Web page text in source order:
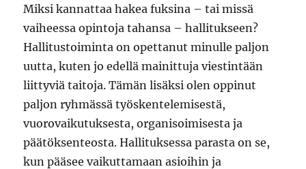
Miksi kannattaa hakea fuksina – tai missä
vaiheessa opintoja tahansa – hallitukseen?
Hallitustoiminta on opettanut minulle paljon
uutta, kuten jo edellä mainittuja viestintään
liittyviä taitoja. Tämän lisäksi olen oppinut
paljon ryhmässä työskentelemisestä,
vuorovaikutuksesta, organisoimisesta ja
päätöksenteosta. Hallituksessa parasta on se,
kun pääsee vaikuttamaan asioihin ja